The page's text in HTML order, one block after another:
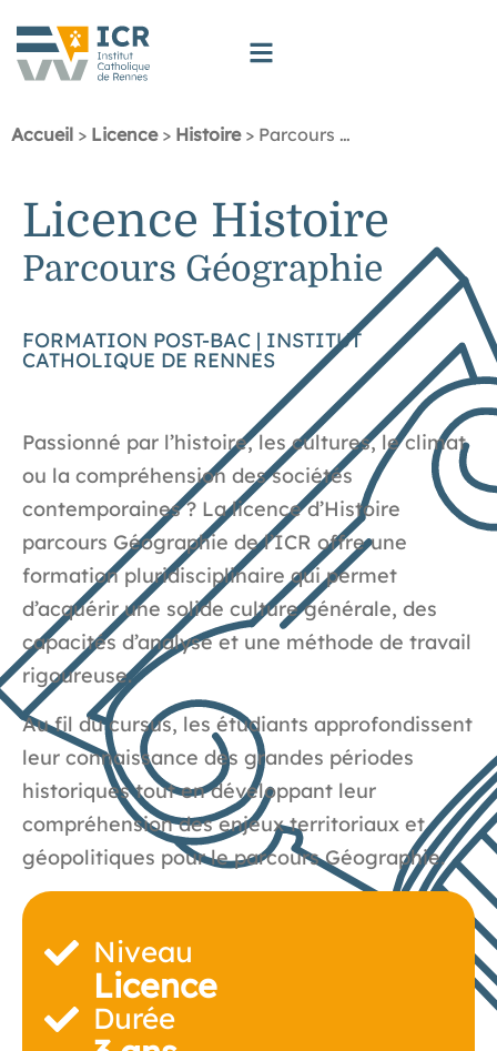
Accueil > Licence> Histoire> Parcours Géographie
Licence Histoire
Parcours Géographie
FORMATION POST-BAC | INSTITUT
CATHOLIQUE DE RENNES
Passionné par l’histoire, les cultures, le climat
ou la compréhension des sociétés
contemporaines ? La licence d’Histoire
parcours Géographie de l’ICR offre une
formation pluridisciplinaire qui permet
d’acquérir une solide culture générale, des
capacités d’analyse et une méthode de travail
rigoureuse.
Au fil du cursus, les étudiants approfondissent
leur connaissance des grandes périodes
historiques tout en développant leur
compréhension des enjeux territoriaux et
géopolitiques pour le parcours Géographie.
Niveau
Licence
Durée